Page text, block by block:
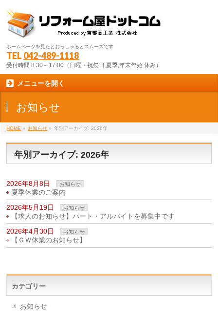
ホームページを見たとおっしゃるとスムーズです
TEL 042-489-1118
受付時間 8:30～17:00（日曜・祝祭日,夏季,年末年始 休み）
メニューを開く
お知らせ
HOME » お知らせ » 年別アーカイブ: 2026年
年別アーカイブ: 2026年
2026年8月8日 お知らせ
夏季休業のご案内
2026年5月19日
お知らせ
【求人のお知らせ】パート・アルバイトを募集中です
2026年4月30日
お知らせ
【ＧＷ休業のお知らせ】
カテゴリー
お知らせ